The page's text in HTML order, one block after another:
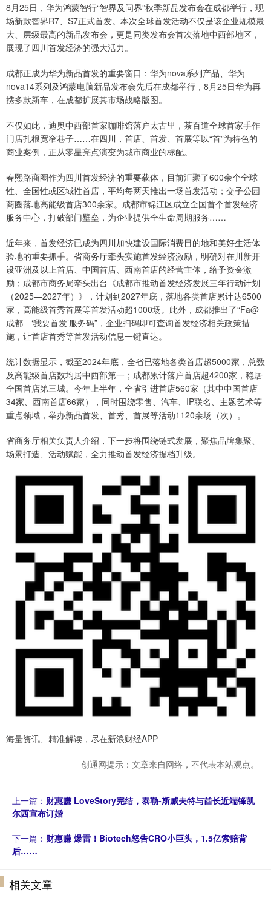
8月25日，华为鸿蒙智行“智界及问界”秋季新品发布会在成都举行，现
场新款智界R7、S7正式首发。本次全球首发活动不仅是该企业规模最
大、层级最高的新品发布会，更是同类发布会首次落地中西部地区，
展现了四川首发经济的强大活力。
成都正成为华为新品首发的重要窗口：华为nova系列产品、华为
nova14系列及鸿蒙电脑新品发布会先后在成都举行，8月25日华为再
携多款新车，在成都扩展其市场战略版图。
不仅如此，迪奥中西部首家咖啡馆落户太古里，茶百道全球首家手作
门店扎根宽窄巷子……在四川，首店、首发、首展等以“首”为特色的
商业案例，正从零星亮点演变为城市商业的标配。
春熙路商圈作为四川首发经济的重要载体，目前汇聚了600余个全球
性、全国性或区域性首店，平均每两天推出一场首发活动；交子公园
商圈落地高能级首店300余家。成都市锦江区成立全国首个首发经济
服务中心，打破部门壁垒，为企业提供全生命周期服务……
近年来，首发经济已成为四川加快建设国际消费目的地和美好生活体
验地的重要抓手。省商务厅牵头实施首发经济激励，明确对在川新开
设亚洲及以上首店、中国首店、西南首店的经营主体，给予资金激
励；成都市商务局牵头出台《成都市推动首发经济发展三年行动计划
（2025—2027年）》，计划到2027年底，落地各类首店累计达6500
家，高能级首秀首展等首发活动超1000场。此外，成都推出了“Fa@
成都—‘我要首发’服务码”，企业扫码即可查询首发经济相关政策措
施，让首店首秀等首发活动信息一键直达。
统计数据显示，截至2024年底，全省已落地各类首店超5000家，总数
及高能级首店数均居中西部第一；成都累计落户首店超4200家，稳居
全国首店第三城。今年上半年，全省引进首店560家（其中中国首店
34家、西南首店66家），同时围绕零售、汽车、IP联名、主题艺术等
重点领域，举办新品首发、首秀、首展等活动1120余场（次）。
省商务厅相关负责人介绍，下一步将围绕链式发展，聚焦品牌集聚、
场景打造、活动赋能，全力推动首发经济提档升级。
海量资讯、精准解读，尽在新浪财经APP
创通网提示：文章来自网络，不代表本站观点。
上一篇： 财惠赚 LoveStory完结，泰勒-斯威夫特与酋长近端锋凯
尔西宣布订婚
下一篇： 财惠赚 爆雷！Biotech怒告CRO小巨头，1.5亿索赔背
后……
相关文章